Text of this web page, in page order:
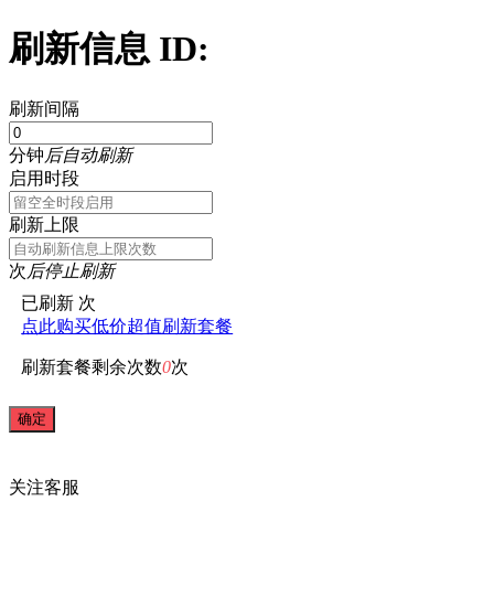
刷新信息 ID:
刷新间隔
分钟后自动刷新
启用时段
刷新上限
次后停止刷新
已刷新 次
点此购买低价超值刷新套餐
刷新套餐剩余次数0次
关注客服